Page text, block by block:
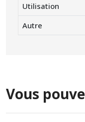
Utilisation
Autre
Vous